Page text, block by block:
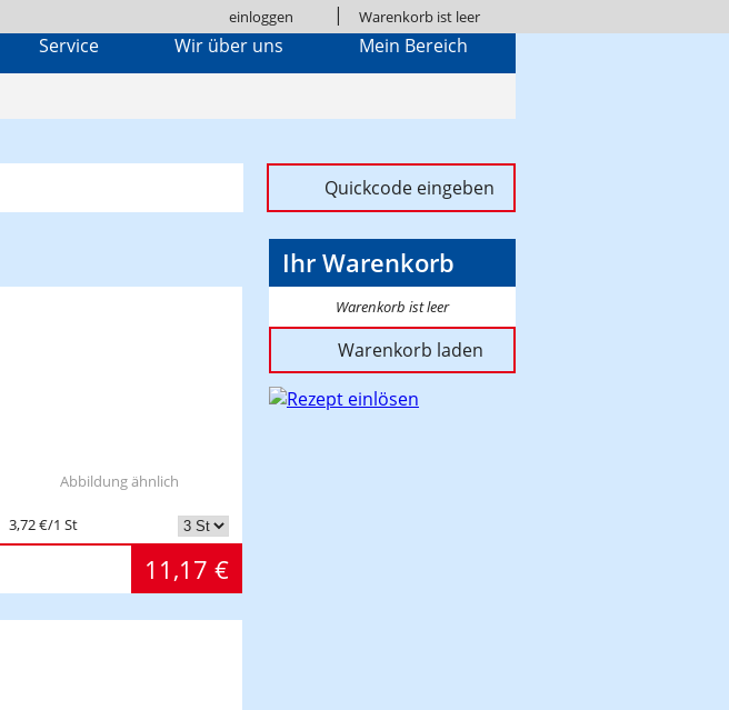
einloggen | Warenkorb ist leer
Service Wir über uns Mein Bereich
Quickcode eingeben
Abbildung ähnlich
3,72 €/1 St
11,17 €
Ihr Warenkorb
Warenkorb ist leer
Warenkorb laden